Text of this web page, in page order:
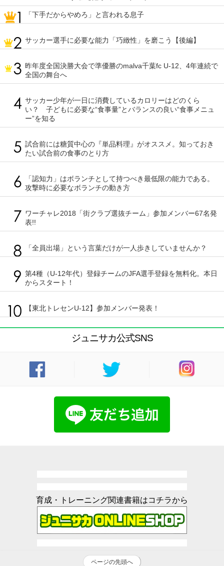
「下手だからやめろ」と言われる息子
サッカー選手に必要な能力「巧緻性」を磨こう【後編】
昨年度全国決勝大会で準優勝のmalva千葉fc U-12、4年連続で
全国の舞台へ
サッカー少年が一日に消費しているカロリーはどのくら
い？ 子どもに必要な“食事量”とバランスの良い“食事メニュ
ー”を知る
試合前には糖質中心の『単品料理』がオススメ。知っておき
たい試合前の食事のとり方
「認知力」はボランチとして持つべき最低限の能力である。
攻撃時に必要なボランチの動き方
ワーチャレ2018「街クラブ選抜チーム」参加メンバー67名発
表!!
「全員出場」という言葉だけが一人歩きしていませんか？
第4種（U-12年代）登録チームのJFA選手登録を無料化。本日
からスタート！
【東北トレセンU-12】参加メンバー発表！
ジュニサカ公式SNS
育成・トレーニング関連書籍はコチラから
ページの先頭へ